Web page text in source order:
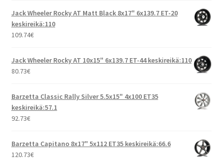
Jack Wheeler Rocky AT Matt Black 8x17" 6x139.7 ET-20
keskireikä:110
109.74€
Jack Wheeler Rocky AT 10x15" 6x139.7 ET-44 keskireikä:110
80.73€
Barzetta Classic Rally Silver 5.5x15" 4x100 ET35
keskireikä:57.1
92.73€
Barzetta Capitano 8x17" 5x112 ET35 keskireikä:66.6
120.73€